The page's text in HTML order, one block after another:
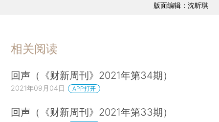
版面编辑：沈昕琪
相关阅读
回声（《财新周刊》2021年第34期）
2021年09月04日 APP打开
回声（《财新周刊》2021年第33期）